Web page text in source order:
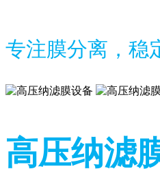
专注膜分离，稳
高压纳滤